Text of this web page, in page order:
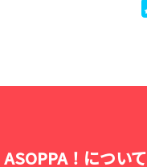
ASOPPA！について